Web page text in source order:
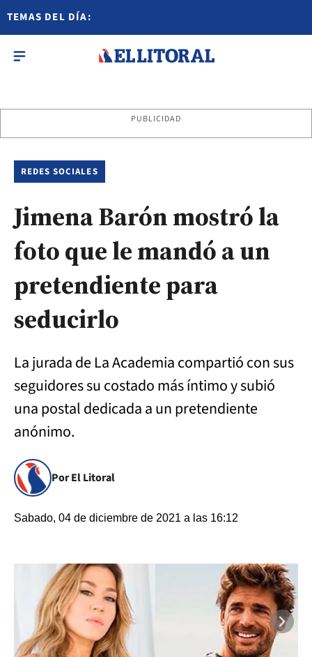
TEMAS DEL DÍA:
PUBLICIDAD
REDES SOCIALES
Jimena Barón mostró la
foto que le mandó a un
pretendiente para
seducirlo
La jurada de La Academia compartió con sus
seguidores su costado más íntimo y subió
una postal dedicada a un pretendiente
anónimo.
Por El Litoral
Sabado, 04 de diciembre de 2021 a las 16:12